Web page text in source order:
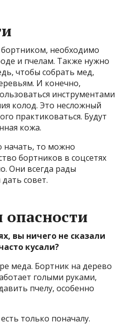
необходимо
и пчелам. Также нужно
чтобы собрать мед,
И конечно,
инструментами
колод. Это несложный
практиковаться. Будут
кожа.
начать, то можно
бортников в соцсетях
Они всегда рады
совет.
вы ничего не сказали
кусали?
меда. Бортник на дерево
голыми руками,
пчелу, особенно
только поначалу.